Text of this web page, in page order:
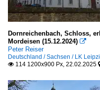
Dornreichenbach, Schloss,
Mordeisen (15.12.2024) 
Peter Reiser
Deutschland / Sachsen / LK
 114 1200x900 Px, 22.02.2025